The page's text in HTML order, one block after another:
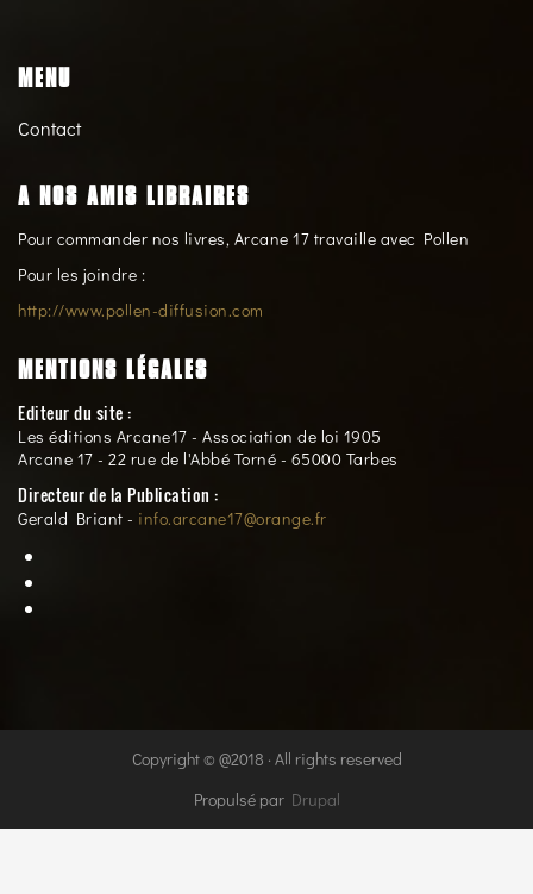
MENU
Contact
A NOS AMIS LIBRAIRES
Pour commander nos livres, Arcane 17 travaille avec Pollen
Pour les joindre :
http://www.pollen-diffusion.com
MENTIONS LÉGALES
Editeur du site :
Les éditions Arcane17 - Association de loi 1905
Arcane 17 - 22 rue de l'Abbé Torné - 65000 Tarbes
Directeur de la Publication :
Gerald Briant - info.arcane17@orange.fr
Copyright © @2018 · All rights reserved
Propulsé par Drupal